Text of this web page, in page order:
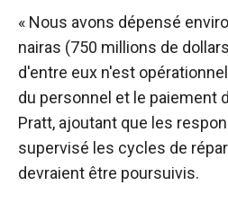
« Nous avons dépensé
nairas (750 millions de
d'entre eux n'est
du personnel et le paiement
Pratt, ajoutant que les
supervisé les cycles de
devraient être poursuivis.